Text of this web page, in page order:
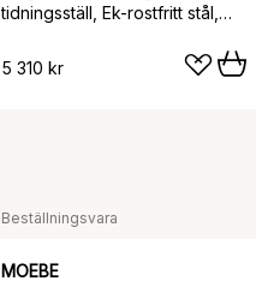
tidningsställ, Ek-rostfritt stål,
5 310 kr
Beställningsvara
MOEBE